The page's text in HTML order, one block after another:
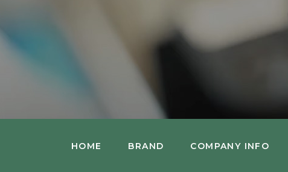
HOME BRAND COMPANY INFO